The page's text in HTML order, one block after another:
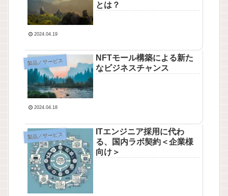
とは？
2024.04.19
製品／サービス
NFTモール構築による新た
なビジネスチャンス
2024.04.18
製品／サービス
ITエンジニア採用に代わ
る、国内ラボ契約＜企業様
向け＞